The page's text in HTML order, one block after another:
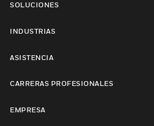
SOLUCIONES
INDUSTRIAS
ASISTENCIA
CARRERAS PROFESIONALES
EMPRESA